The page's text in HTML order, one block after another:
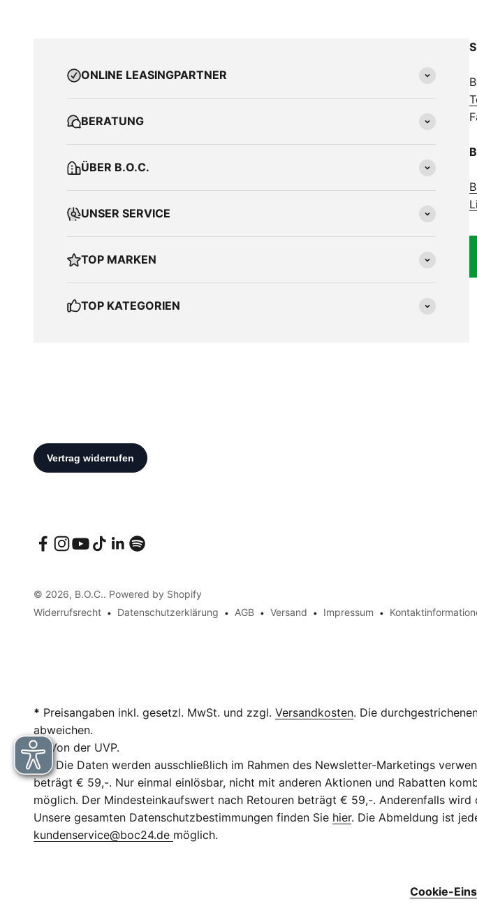
ONLINE LEASINGPARTNER
BERATUNG
ÜBER B.O.C.
UNSER SERVICE
TOP MARKEN
TOP KATEGORIEN
© 2026, B.O.C.. Powered by Shopify
Widerrufsrecht
Datenschutzerklärung AGB Versand Impressum
* Preisangaben inkl. gesetzl. MwSt. und zzgl. Versandkosten. Die
abweichen.
** Von der UVP.
***Die Daten werden ausschließlich im Rahmen des Newsletter-Marketings
beträgt € 59,-. Nur einmal einlösbar, nicht mit anderen Aktionen und Rabatten
möglich. Der Mindesteinkaufswert nach Retouren beträgt € 59,-. Anderenfalls
Unsere gesamten Datenschutzbestimmungen finden Sie hier. Die Abmeldung ist
kundenservice@boc24.de möglich.
Cookie-